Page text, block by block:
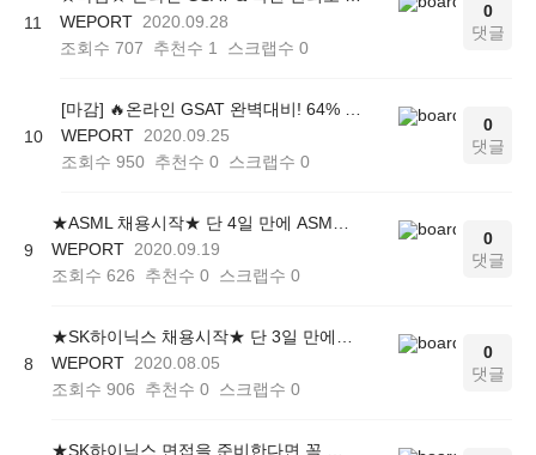
11
WEPORT 2020.09.28
조회수 707 추천수 1 스크랩수 0
0
댓글
10
WEPORT 2020.09.25
조회수 950 추천수 0 스크랩수 0
0
댓글
9
WEPORT 2020.09.19
조회수 626 추천수 0 스크랩수 0
0
댓글
8
WEPORT 2020.08.05
조회수 906 추천수 0 스크랩수 0
0
댓글